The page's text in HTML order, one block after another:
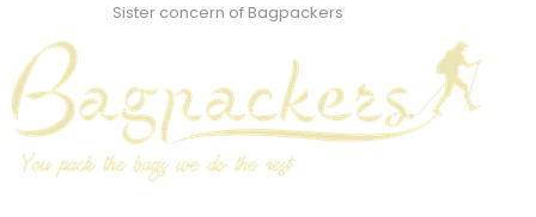
Sister concern of Bagpackers